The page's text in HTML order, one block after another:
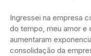
Ingressei na empresa
do tempo, meu amor e
aumentaram
consolidação da